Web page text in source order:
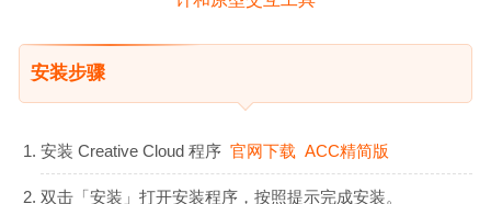
安装步骤
安装 Creative Cloud 程序 官网下载 ACC精简版
双击「安装」打开安装程序，按照提示完成安装。